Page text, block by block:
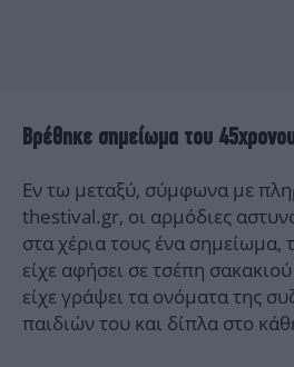
Βρέθηκε σημείωμα του
Εν τω μεταξύ, σύμφωνα με
thestival.gr, οι αρμόδιες
στα χέρια τους ένα σημείωμα,
είχε αφήσει σε τσέπη
είχε γράψει τα ονόματα της
παιδιών του και δίπλα στο